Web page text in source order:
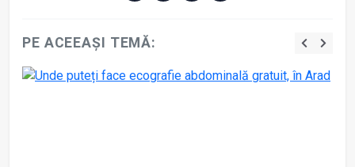
PE ACEEAȘI TEMĂ: